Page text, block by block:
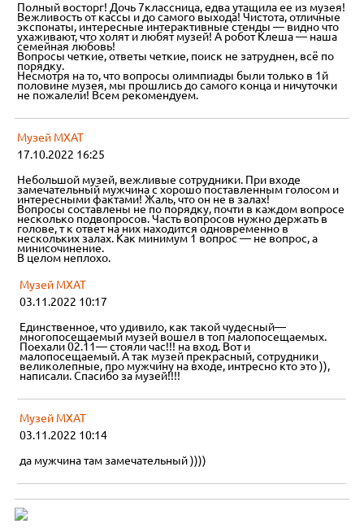
Полный восторг! Дочь 7классница, едва утащила ее из музея!
Вежливость от кассы и до самого выхода! Чистота, отличные
экспонаты, интересные интерактивные стенды — видно что
ухаживают, что холят и любят музей! А робот Клеша — наша
семейная любовь!
Вопросы четкие, ответы четкие, поиск не затруднен, всё по
порядку.
Несмотря на то, что вопросы олимпиады были только в 1й
половине музея, мы прошлись до самого конца и ничуточки
не пожалели! Всем рекомендуем.
Музей МХАТ
17.10.2022 16:25
Небольшой музей, вежливые сотрудники. При входе
замечательный мужчина с хорошо поставленным голосом и
интересными фактами! Жаль, что он не в залах!
Вопросы составлены не по порядку, почти в каждом вопросе
несколько подвопросов. Часть вопросов нужно держать в
голове, т к ответ на них находится одновременно в
нескольких залах. Как минимум 1 вопрос — не вопрос, а
минисочинение.
В целом неплохо.
Музей МХАТ
03.11.2022 10:17
Единственное, что удивило, как такой чудесный—
многопосещаемый музей вошел в топ малопосещаемых.
Поехали 02.11— стояли час!!! на вход. Вот и
малопосещаемый. А так музей прекрасный, сотрудники
великолепные, про мужчину на входе, интресно кто это )),
написали. Спасибо за музей!!!!
Музей МХАТ
03.11.2022 10:14
да мужчина там замечательный ))))